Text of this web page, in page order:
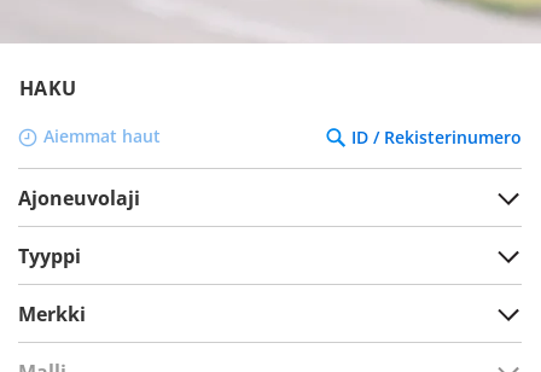
HAKU
Aiemmat haut ID / Rekisterinumero
Ajoneuvolaji
Tyyppi
Merkki